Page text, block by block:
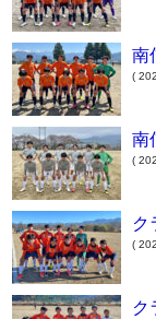
南
(
南
(
ク
(
ク